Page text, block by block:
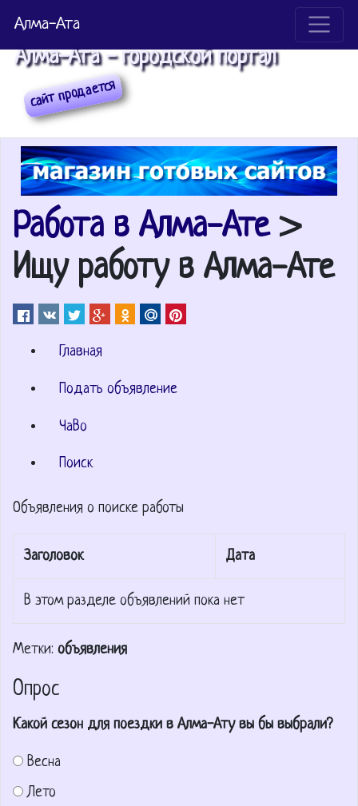
Алма-Ата
Алма-Ата - городской портал
Работа в Алма-Ате>
Ищу работу в Алма-Ате
Главная
Подать объявление
ЧаВо
Поиск
Объявления о поиске работы
Заголовок Дата
В этом разделе объявлений пока нет
Метки: объявления
Опрос
Какой сезон для поездки в Алма-Ату вы бы выбрали?
Весна
Лето